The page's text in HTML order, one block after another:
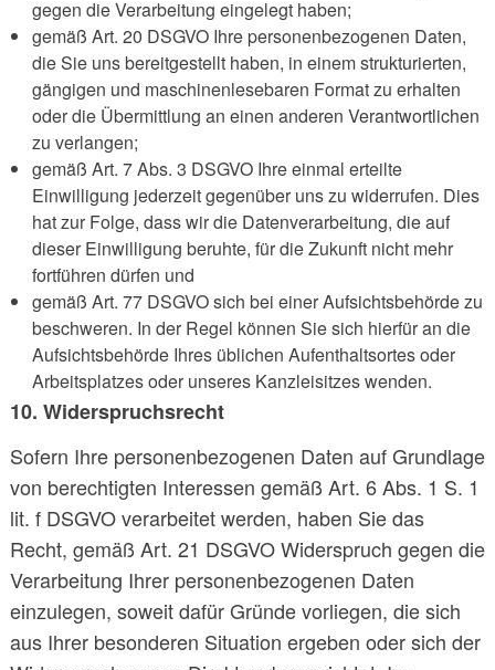
gegen die Verarbeitung eingelegt haben;
gemäß Art. 20 DSGVO Ihre personenbezogenen Daten,
die Sie uns bereitgestellt haben, in einem strukturierten,
gängigen und maschinenlesebaren Format zu erhalten
oder die Übermittlung an einen anderen Verantwortlichen
zu verlangen;
gemäß Art. 7 Abs. 3 DSGVO Ihre einmal erteilte
Einwilligung jederzeit gegenüber uns zu widerrufen. Dies
hat zur Folge, dass wir die Datenverarbeitung, die auf
dieser Einwilligung beruhte, für die Zukunft nicht mehr
fortführen dürfen und
gemäß Art. 77 DSGVO sich bei einer Aufsichtsbehörde zu
beschweren. In der Regel können Sie sich hierfür an die
Aufsichtsbehörde Ihres üblichen Aufenthaltsortes oder
Arbeitsplatzes oder unseres Kanzleisitzes wenden.
10. Widerspruchsrecht
Sofern Ihre personenbezogenen Daten auf Grundlage
von berechtigten Interessen gemäß Art. 6 Abs. 1 S. 1
lit. f DSGVO verarbeitet werden, haben Sie das
Recht, gemäß Art. 21 DSGVO Widerspruch gegen die
Verarbeitung Ihrer personenbezogenen Daten
einzulegen, soweit dafür Gründe vorliegen, die sich
aus Ihrer besonderen Situation ergeben oder sich der